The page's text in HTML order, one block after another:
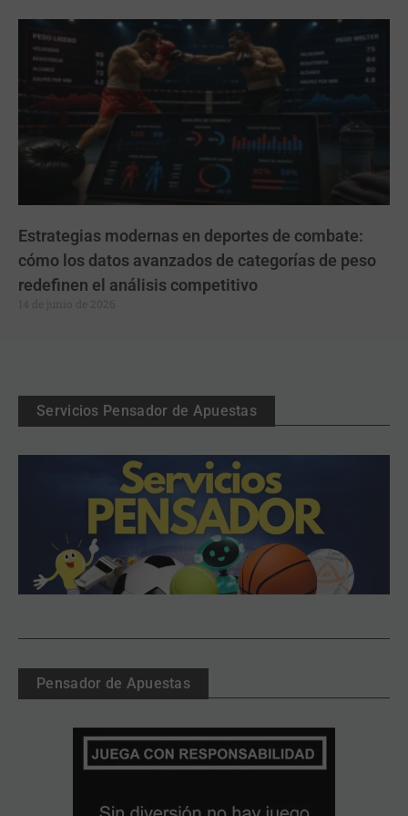
Estrategias modernas en deportes de combate:
cómo los datos avanzados de categorías de peso
redefinen el análisis competitivo
Servicios Pensador de Apuestas
Pensador de Apuestas